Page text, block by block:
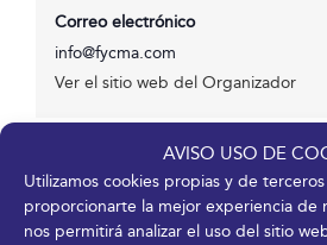
AVISO USO DE
Utilizamos cookies propias y de
proporcionarte la mejor experiencia de
nos permitirá analizar el uso del sitio
Correo electrónico
info@fycma.com
Ver el sitio web del Organizador
¡Comparte en tus